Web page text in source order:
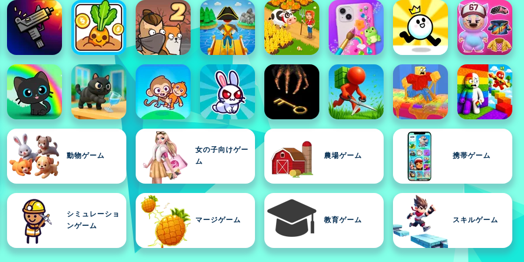
動物ゲーム
女の子向けゲー
ム
農場ゲーム 携帯ゲーム
シミュレーショ
ンゲーム
マージゲーム 教育ゲーム スキルゲーム